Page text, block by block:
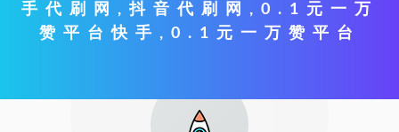
手代刷网,抖音代刷网,0.1元一万
赞平台快手,0.1元一万赞平台